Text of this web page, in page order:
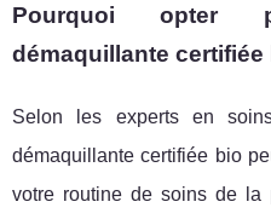
Pourquoi opter
démaquillante certifiée
Selon les experts en
démaquillante certifiée bio
votre routine de soins de la